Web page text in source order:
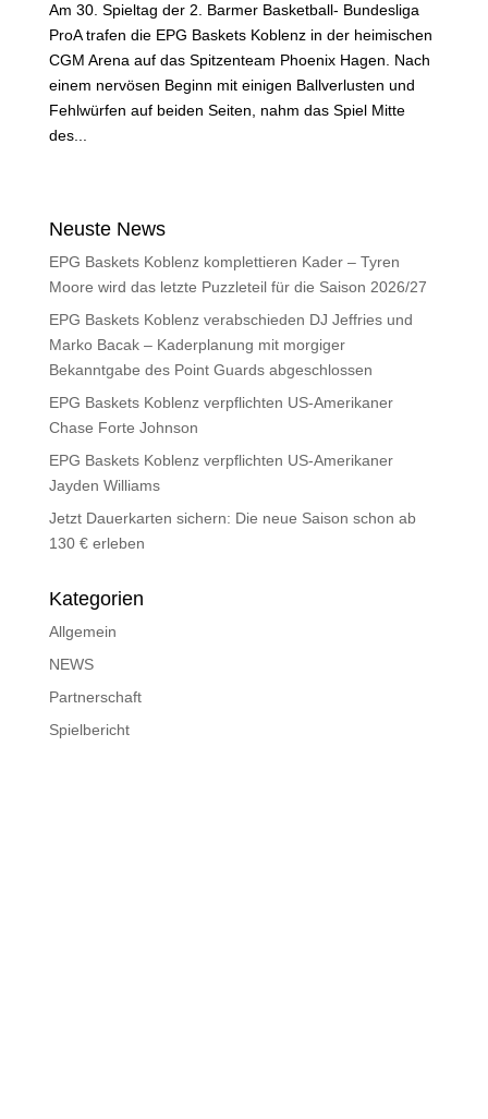
Am 30. Spieltag der 2. Barmer Basketball- Bundesliga
ProA trafen die EPG Baskets Koblenz in der heimischen
CGM Arena auf das Spitzenteam Phoenix Hagen. Nach
einem nervösen Beginn mit einigen Ballverlusten und
Fehlwürfen auf beiden Seiten, nahm das Spiel Mitte
des...
Neuste News
EPG Baskets Koblenz komplettieren Kader – Tyren
Moore wird das letzte Puzzleteil für die Saison 2026/27
EPG Baskets Koblenz verabschieden DJ Jeffries und
Marko Bacak – Kaderplanung mit morgiger
Bekanntgabe des Point Guards abgeschlossen
EPG Baskets Koblenz verpflichten US-Amerikaner
Chase Forte Johnson
EPG Baskets Koblenz verpflichten US-Amerikaner
Jayden Williams
Jetzt Dauerkarten sichern: Die neue Saison schon ab
130 € erleben
Kategorien
Allgemein
NEWS
Partnerschaft
Spielbericht